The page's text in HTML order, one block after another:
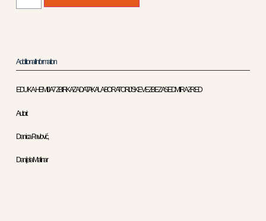
Additional Information
EDUKA HEMIJA 7 ZBIRKA ZADATAKA LABORATORIJSKE VEZBE ZA SEDMI RAZRED
Autori:
Danica Pavlović,
Danijela Malinar